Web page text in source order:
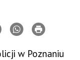
w Poznaniu